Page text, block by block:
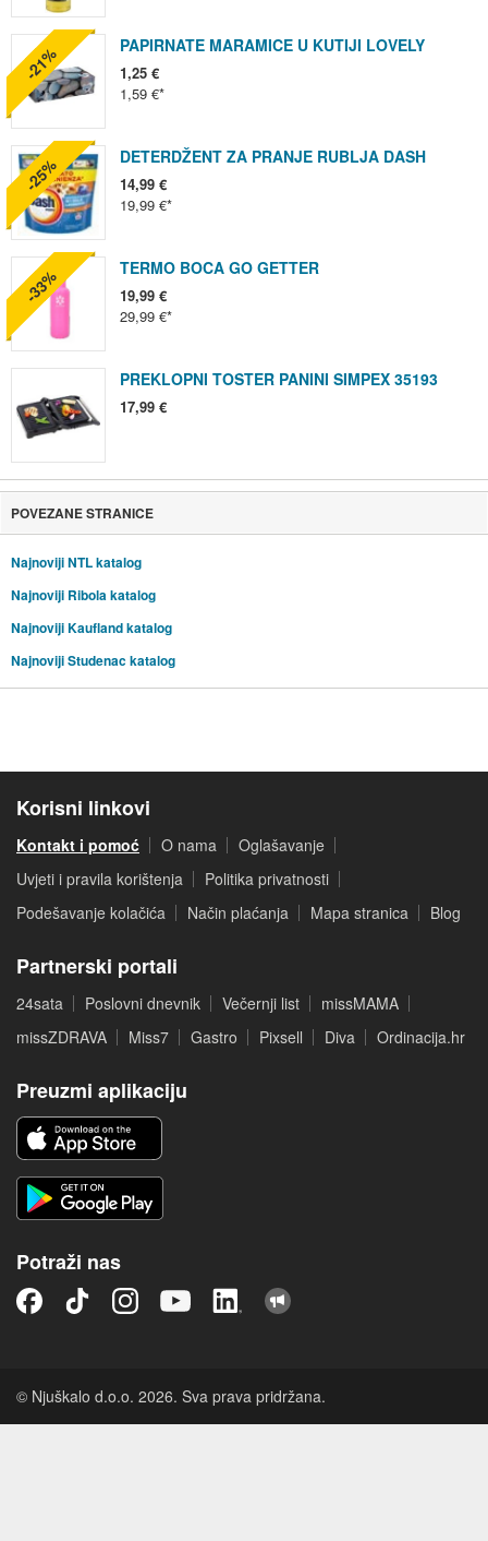
PAPIRNATE MARAMICE U KUTIJI LOVELY
1,25 €
1,59 €
-21%
DETERDŽENT ZA PRANJE RUBLJA DASH
14,99 €
19,99 €
-25%
TERMO BOCA GO GETTER
19,99 €
29,99 €
-33%
PREKLOPNI TOSTER PANINI SIMPEX 35193
17,99 €
POVEZANE STRANICE
Najnoviji NTL katalog
Najnoviji Ribola katalog
Najnoviji Kaufland katalog
Najnoviji Studenac katalog
Korisni linkovi
Kontakt i pomoć O nama
Oglašavanje
Uvjeti i pravila korištenja
Politika privatnosti
Podešavanje kolačića
Način plaćanja Mapa stranica Blog
Partnerski portali
24sata Poslovni dnevnik Večernji list
missMAMA
missZDRAVA
Miss7 Gastro Pixsell Diva Ordinacija.hr
Preuzmi aplikaciju
Potraži nas
© Njuškalo d.o.o. 2026. Sva prava pridržana.